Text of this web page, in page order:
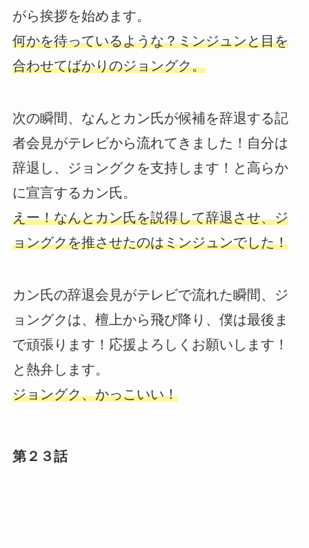
がら挨拶を始めます。
何かを待っているような？ミンジュンと目を
合わせてばかりのジョングク。
次の瞬間、なんとカン氏が候補を辞退する記
者会見がテレビから流れてきました！自分は
辞退し、ジョングクを支持します！と高らか
に宣言するカン氏。
えー！なんとカン氏を説得して辞退させ、ジ
ョングクを推させたのはミンジュンでした！
カン氏の辞退会見がテレビで流れた瞬間、ジ
ョングクは、檀上から飛び降り、僕は最後ま
で頑張ります！応援よろしくお願いします！
と熱弁します。
ジョングク、かっこいい！
第２３話